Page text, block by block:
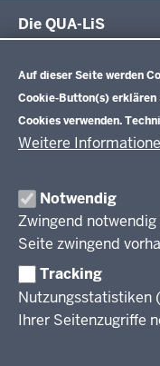
Auf dieser Seite werden
Cookie-Button(s) erklären
Cookies verwenden.
Weitere
Notwendig
Zwingend
Seite zwingend
Tracking
Nutzungsstatistiken
Ihrer Seitenzugriffe
Die QUA-LiS
Veröffentlichungen
Leitbild
Stellenangebote
Über uns
Schulentwicklung
Schulentwicklung
Unterricht
Professionalisierung
Standardsicherung
Berufsbildung NRW
Erwachsenenbildung
Wir über uns